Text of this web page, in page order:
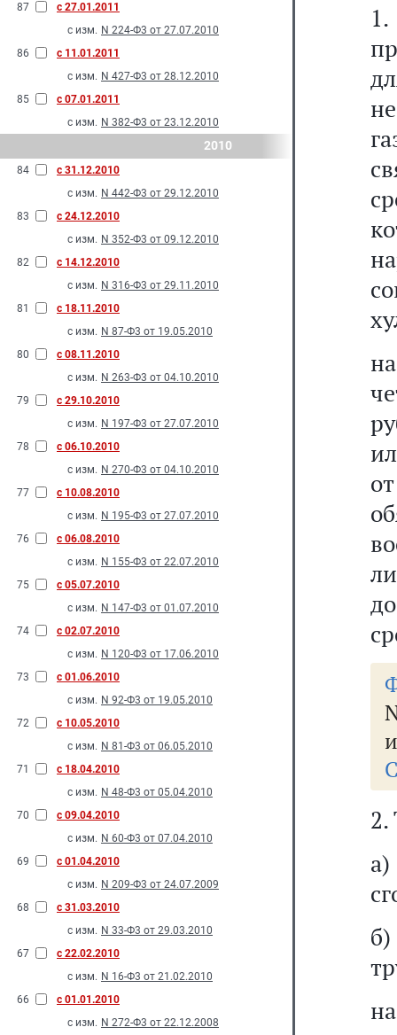
87
с 27.01.2011
с изм. N 224-Ф3 от 27.07.2010
86
с 11.01.2011
с изм. N 427-Ф3 от 28.12.2010
85
с 07.01.2011
с изм. N 382-Ф3 от 23.12.2010
2010
84
с 31.12.2010
с изм. N 442-Ф3 от 29.12.2010
83
с 24.12.2010
с изм. N 352-Ф3 от 09.12.2010
82
с 14.12.2010
с изм. N 316-Ф3 от 29.11.2010
81
с 18.11.2010
с изм. N 87-Ф3 от 19.05.2010
80
с 08.11.2010
с изм. N 263-Ф3 от 04.10.2010
79
с 29.10.2010
с изм. N 197-Ф3 от 27.07.2010
78
с 06.10.2010
с изм. N 270-Ф3 от 04.10.2010
77
с 10.08.2010
с изм. N 195-Ф3 от 27.07.2010
76
с 06.08.2010
с изм. N 155-Ф3 от 22.07.2010
75
с 05.07.2010
с изм. N 147-Ф3 от 01.07.2010
74
с 02.07.2010
с изм. N 120-Ф3 от 17.06.2010
73
с 01.06.2010
с изм. N 92-Ф3 от 19.05.2010
72
с 10.05.2010
с изм. N 81-Ф3 от 06.05.2010
71
с 18.04.2010
с изм. N 48-Ф3 от 05.04.2010
70
с 09.04.2010
с изм. N 60-Ф3 от 07.04.2010
69
с 01.04.2010
с изм. N 209-Ф3 от 24.07.2009
68
с 31.03.2010
с изм. N 33-Ф3 от 29.03.2010
67
с 22.02.2010
с изм. N 16-Ф3 от 21.02.2010
66
с 01.01.2010
с изм. N 272-Ф3 от 22.12.2008
2.